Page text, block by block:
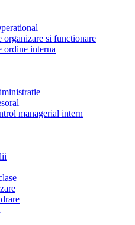
organizare si functionare
ordine interna
managerial intern